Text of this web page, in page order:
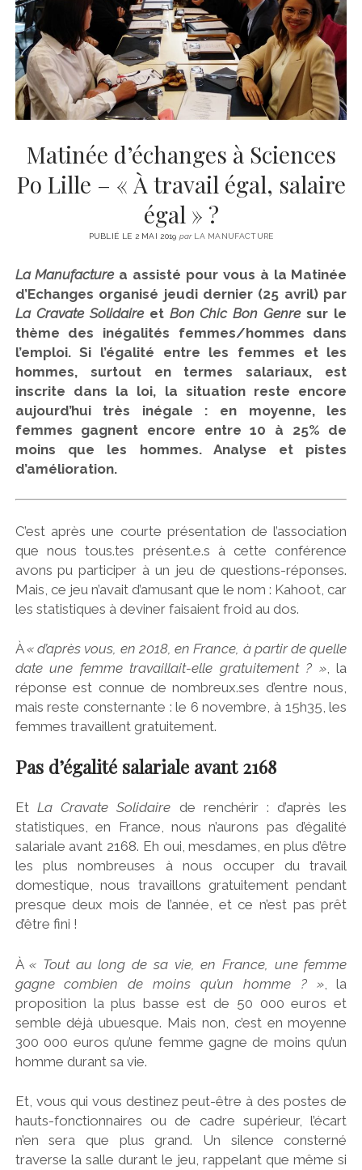
CINÉMA
LITTÉRATURE
ÉCONOMIE
SPORT
MÉDIAS
SANTÉ
instagram
email
email-
form
Matinée d’échanges à Sciences
Po Lille – « À travail égal, salaire
égal » ?
PUBLIÉ LE 2 MAI 2019 parLA MANUFACTURE
La Manufacturea assisté pour vous à la Matinée
d’Echanges organisé jeudi dernier (25 avril) par
La Cravate Solidaire et Bon Chic Bon Genresur le
thème des inégalités femmes/hommes dans
l’emploi. Si l’égalité entre les femmes et les
hommes, surtout en termes salariaux, est
inscrite dans la loi, la situation reste encore
aujourd’hui très inégale : en moyenne, les
femmes gagnent encore entre 10 à 25% de
moins que les hommes. Analyse et pistes
d’amélioration.
C’est après une courte présentation de l’association
que nous tous.tes présent.e.s à cette conférence
avons pu participer à un jeu de questions-réponses.
Mais, ce jeu n’avait d’amusant que le nom : Kahoot, car
les statistiques à deviner faisaient froid au dos.
À« d’après vous, en 2018, en France, à partir de quelle
date une femme travaillait-elle gratuitement ? », la
réponse est connue de nombreux.ses d’entre nous,
mais reste consternante : le 6 novembre, à 15h35, les
femmes travaillent gratuitement.
Pas d’égalité salariale avant 2168
Et La Cravate Solidaire de renchérir : d’après les
statistiques, en France, nous n’aurons pas d’égalité
salariale avant 2168. Eh oui, mesdames, en plus d’être
les plus nombreuses à nous occuper du travail
domestique, nous travaillons gratuitement pendant
presque deux mois de l’année, et ce n’est pas prêt
d’être fini !
À« Tout au long de sa vie, en France, une femme
gagne combien de moins qu’un homme ? », la
proposition la plus basse est de 50 000 euros et
semble déjà ubuesque. Mais non, c’est en moyenne
300 000 euros qu’une femme gagne de moins qu’un
homme durant sa vie.
Et, vous qui vous destinez peut-être à des postes de
hauts-fonctionnaires ou de cadre supérieur, l’écart
n’en sera que plus grand. Un silence consterné
traverse la salle durant le jeu, rappelant que même si